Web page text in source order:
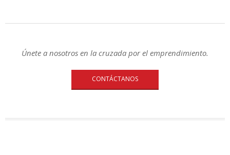
Únete a nosotros en la cruzada por el emprendimiento.
CONTÁCTANOS